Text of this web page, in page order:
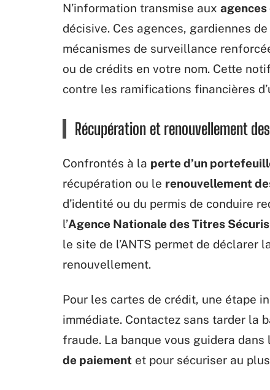
N’information transmise aux agences
décisive. Ces agences, gardiennes
mécanismes de surveillance
ou de crédits en votre nom. Cette
contre les ramifications financières
Récupération et renouvellement
Confrontés à la perte d’un
récupération ou le renouvellement
d’identité ou du permis de conduire
l’Agence Nationale des Titres
le site de l’ANTS permet de déclarer
renouvellement.
Pour les cartes de crédit, une étape
immédiate. Contactez sans tarder la
fraude. La banque vous guidera
de paiement et pour sécuriser au